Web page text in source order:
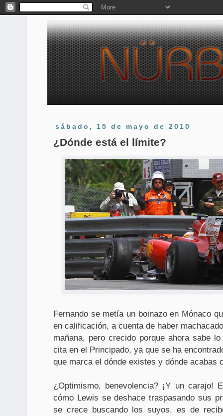
sábado, 15 de mayo de 2010
¿Dónde está el límite?
Fernando se metía un boinazo en Mónaco
en calificación, a cuenta de haber
mañana, pero crecido porque ahora sabe
cita en el Principado, ya que se ha
que marca el dónde existes y dónde acabas
¿Optimismo, benevolencia? ¡Y un
cómo Lewis se deshace traspasando sus
se crece buscando los suyos, es de